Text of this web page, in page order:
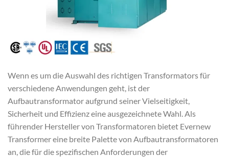
Wenn es um die Auswahl des richtigen Transformators für
verschiedene Anwendungen geht, ist der
Aufbautransformator aufgrund seiner Vielseitigkeit,
Sicherheit und Effizienz eine ausgezeichnete Wahl. Als
führender Hersteller von Transformatoren bietet Evernew
Transformer eine breite Palette von Aufbautransformatoren
an, die für die spezifischen Anforderungen der